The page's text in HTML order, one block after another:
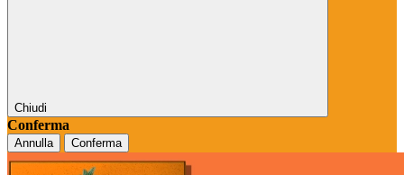
Chiudi
Conferma
Annulla Conferma